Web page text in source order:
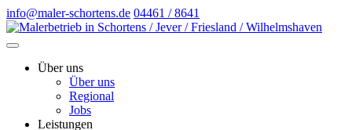
info@maler-schortens.de 04461 / 8641
Über uns
Über uns
Regional
Jobs
Leistungen